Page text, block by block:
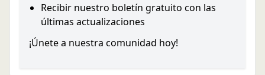
Recibir nuestro boletín gratuito con las
últimas actualizaciones
¡Únete a nuestra comunidad hoy!